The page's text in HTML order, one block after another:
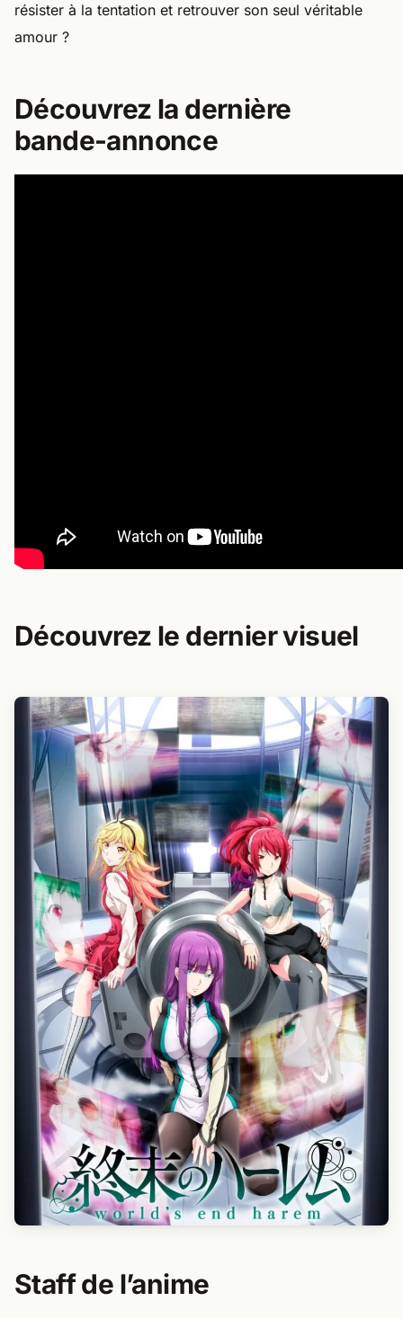
résister à la tentation et retrouver son seul véritable
amour ?
Découvrez la dernière
bande-annonce
Découvrez le dernier visuel
Staff de l’anime